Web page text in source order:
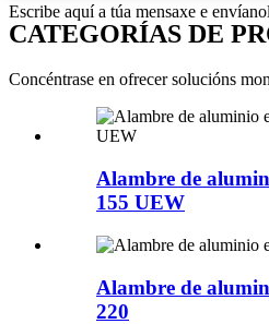
Escribe aquí a túa mensaxe e
CATEGORÍAS DE
Concéntrase en ofrecer solucións
Alambre de
155 UEW
Alambre de
220